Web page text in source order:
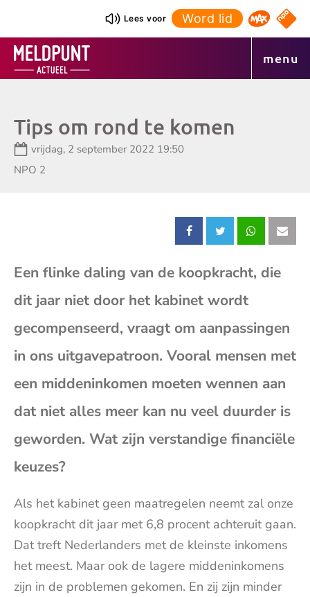
inhoud
Lees voor Word lid Omroep
NPO
menu
Tips om rond te komen
Datum:
vrijdag, 2 september 2022 19:50
Zender:
NPO 2
Deel
dit
bericht
op
Facebook
Deel
dit
op
X
Deel
dit
op op
je
Een flinke daling van de koopkracht, die
dit jaar niet door het kabinet wordt
gecompenseerd, vraagt om aanpassingen
in ons uitgavepatroon. Vooral mensen met
een middeninkomen moeten wennen aan
dat niet alles meer kan nu veel duurder is
geworden. Wat zijn verstandige financiële
keuzes?
Als het kabinet geen maatregelen neemt zal onze
koopkracht dit jaar met 6,8 procent achteruit gaan.
Dat treft Nederlanders met de kleinste inkomens
het meest. Maar ook de lagere middeninkomens
zijn in de problemen gekomen. En zij zijn minder